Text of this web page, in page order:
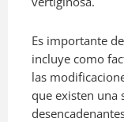
Es importante
incluye como
las
que existen una